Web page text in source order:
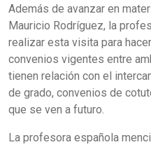
Además de avanzar en
Mauricio Rodríguez, la
realizar esta visita para
convenios vigentes entre
tienen relación con el
de grado, convenios de
que se ven a futuro.
La profesora española